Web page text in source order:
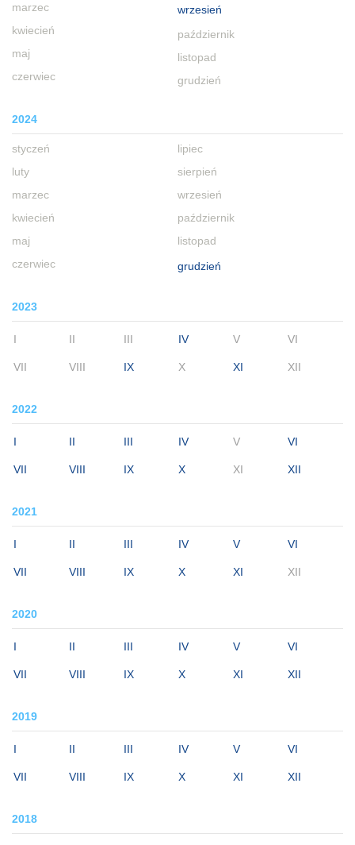
marzec
kwiecień
maj
czerwiec
wrzesień
październik
listopad
grudzień
2024
styczeń
luty
marzec
kwiecień
maj
czerwiec
lipiec
sierpień
wrzesień
październik
listopad
grudzień
2023
I II III IV V VI
VII VIII IX X XI XII
2022
I II III IV V VI
VII VIII IX X XI XII
2021
I II III IV V VI
VII VIII IX X XI XII
2020
I II III IV V VI
VII VIII IX X XI XII
2019
I II III IV V VI
VII VIII IX X XI XII
2018